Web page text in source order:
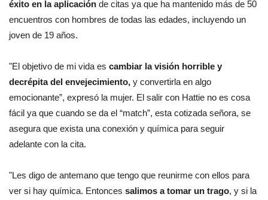
éxito en la aplicación de citas ya que ha mantenido más de 50
encuentros con hombres de todas las edades, incluyendo un
joven de 19 años.
"El objetivo de mi vida es cambiar la visión horrible y
decrépita del envejecimiento, y convertirla en algo
emocionante”, expresó la mujer. El salir con Hattie no es cosa
fácil ya que cuando se da el “match”, esta cotizada señora, se
asegura que exista una conexión y química para seguir
adelante con la cita.
"Les digo de antemano que tengo que reunirme con ellos para
ver si hay química. Entonces salimos a tomar un trago, y si la